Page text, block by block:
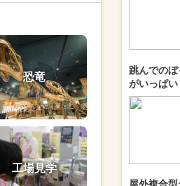
恐竜
工場見学
跳んでの
がいっぱい